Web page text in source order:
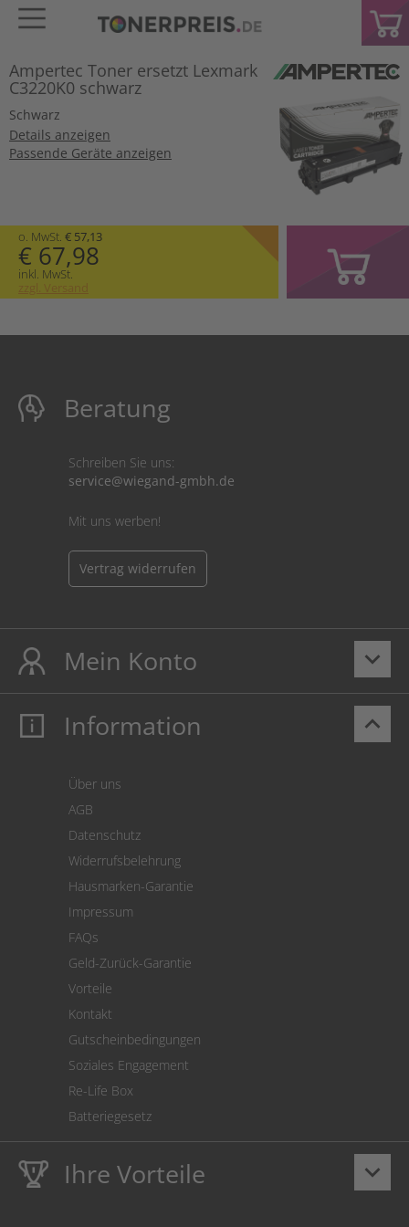
Ampertec Toner ersetzt Lexmark
C3220K0 schwarz
Schwarz
Details anzeigen
Passende Geräte anzeigen
o. MwSt. € 57,13
€ 67,98
inkl. MwSt.
zzgl. Versand
Beratung
Schreiben Sie uns:
service@wiegand-gmbh.de
Mit uns werben!
Vertrag widerrufen
keyboard_arrow_down
Mein Konto
Mein Konto
Cookie Einstellungen
keyboard_arrow_up
Information
Über uns
AGB
Datenschutz
Widerrufsbelehrung
Hausmarken-Garantie
Impressum
FAQs
Geld-Zurück-Garantie
Vorteile
Kontakt
Gutscheinbedingungen
Soziales Engagement
Re-Life Box
Batteriegesetz
keyboard_arrow_down
Ihre Vorteile